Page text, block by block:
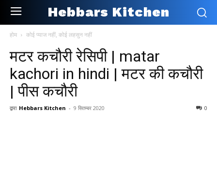
Hebbars Kitchen
होम कोई प्याज नहीं, कोई लहसुन नहीं
मटर कचौरी रेसिपी | matar
kachori in hindi | मटर की कचौरी
| पीस कचौरी
द्वारा Hebbars Kitchen - 9 सितम्बर 2020 0